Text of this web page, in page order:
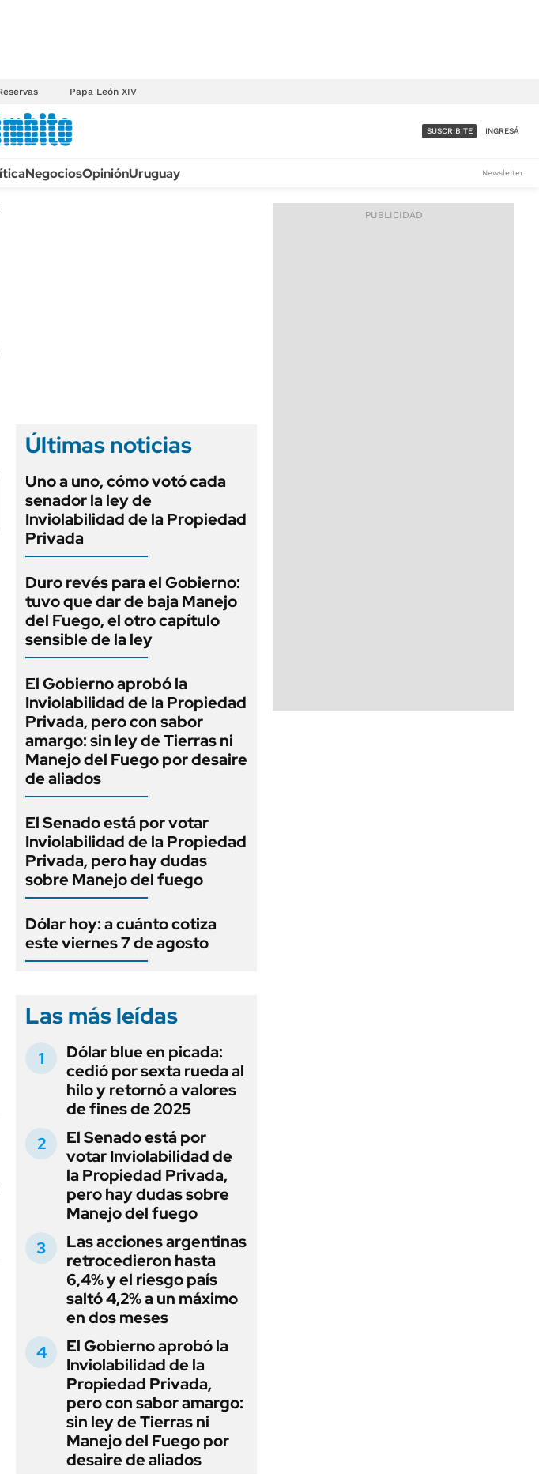
Papa León XIV
ACCESO FULL - $1.800/MES
SUSCRIBITE INGRESÁ
NegociosOpiniónUruguay Newsletter
40 segundos
Últimas noticias
Uno a uno, cómo votó cada
senador la ley de
Inviolabilidad de la Propiedad
Privada
Duro revés para el Gobierno:
tuvo que dar de baja Manejo
del Fuego, el otro capítulo
sensible de la ley
El Gobierno aprobó la
Inviolabilidad de la Propiedad
Privada, pero con sabor
amargo: sin ley de Tierras ni
Manejo del Fuego por desaire
de aliados
El Senado está por votar
Inviolabilidad de la Propiedad
Privada, pero hay dudas
sobre Manejo del fuego
Dólar hoy: a cuánto cotiza
este viernes 7 de agosto
Las más leídas
Dólar blue en picada:
cedió por sexta rueda al
hilo y retornó a valores
de fines de 2025
El Senado está por
votar Inviolabilidad de
la Propiedad Privada,
pero hay dudas sobre
Manejo del fuego
Las acciones argentinas
retrocedieron hasta
6,4% y el riesgo país
saltó 4,2% a un máximo
en dos meses
El Gobierno aprobó la
Inviolabilidad de la
Propiedad Privada,
pero con sabor amargo:
sin ley de Tierras ni
Manejo del Fuego por
desaire de aliados